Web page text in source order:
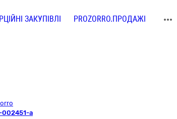
ЗАКУПІВЛІ PROZORRO.ПРОДАЖІ
a